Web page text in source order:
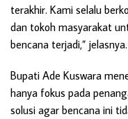
terakhir. Kami selalu
dan tokoh masyarakat
bencana terjadi,” jelasnya.
Bupati Ade Kuswara
hanya fokus pada
solusi agar bencana ini